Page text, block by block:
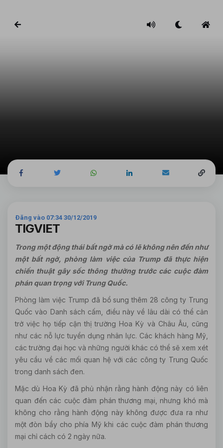
Đăng vào 07:34 30/12/2019
TIGVIET
Trong một động thái bất ngờ mà có lẽ không nên đến như
một bất ngờ, phòng làm việc của Trump đã thực hiện
chiến thuật gây sốc thông thường trước các cuộc đàm
phán quan trọng với Trung Quốc.
Phòng làm việc Trump đã bổ sung thêm 28 công ty Trung
Quốc vào Danh sách cấm, điều này về lâu dài có thể cản
trở việc họ tiếp cận thị trường Hoa Kỳ và Châu Âu, cũng
như các nỗ lực tuyển dụng nhân lực. Các khách hàng Mỹ,
các trường đại học và những người khác có thể sẽ xem xét
yêu cầu về các mối quan hệ với các công ty Trung Quốc
trong danh sách đen.
Mặc dù Hoa Kỳ đã phủ nhận rằng hành động này có liên
quan đến các cuộc đàm phán thương mại, nhưng khó mà
không cho rằng hành động này không được đưa ra như
một đòn bẩy cho phía Mỹ khi các cuộc đàm phán thương
mại chỉ cách có 2 ngày nữa.